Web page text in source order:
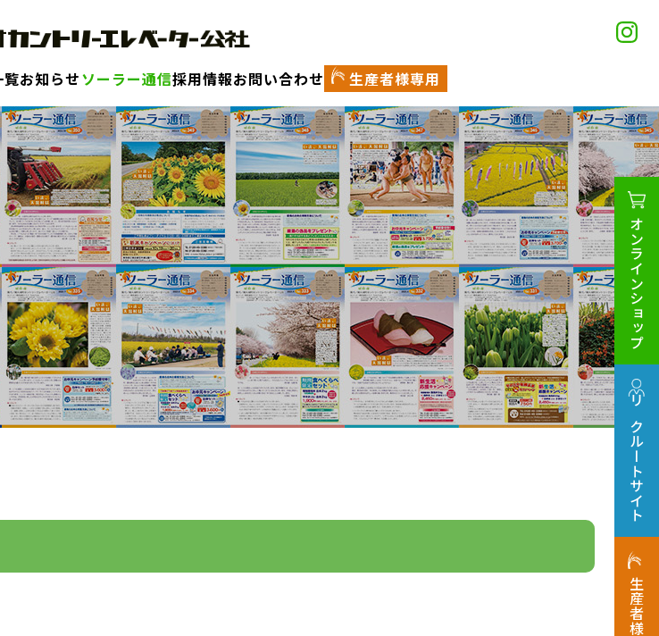
オンラインショップ
リクルートサイト
覧お知らせソーラー通信採用情報お問い合わせ 生産者様専用